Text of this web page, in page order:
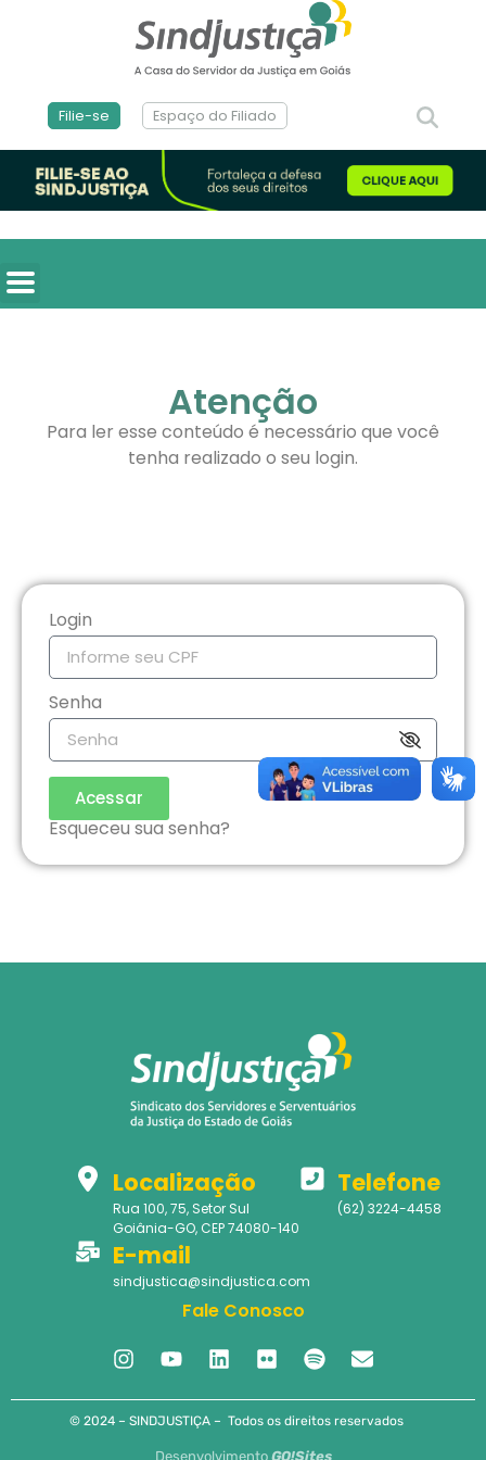
Filie-se Espaço do Filiado
Atenção
Para ler esse conteúdo é necessário que você
tenha realizado o seu login.
Login
Senha
Acessar
Esqueceu sua senha?
Localização
Rua 100, 75, Setor Sul
Goiânia-GO, CEP 74080-140
Telefone
(62) 3224-4458
E-mail
sindjustica@sindjustica.com
Fale Conosco
© 2024 – SINDJUSTIÇA – Todos os direitos reservados
Desenvolvimento GO!Sites